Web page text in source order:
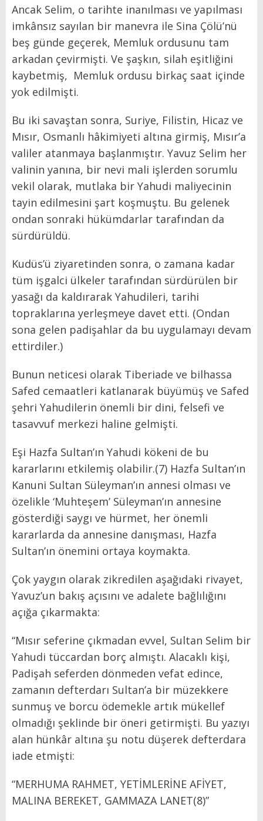
Ancak Selim, o tarihte inanılması ve yapılması
imkânsız sayılan bir manevra ile Sina Çölü’nü
beş günde geçerek, Memluk ordusunu tam
arkadan çevirmişti. Ve şaşkın, silah eşitliğini
kaybetmiş, Memluk ordusu birkaç saat içinde
yok edilmişti.
Bu iki savaştan sonra, Suriye, Filistin, Hicaz ve
Mısır, Osmanlı hâkimiyeti altına girmiş, Mısır’a
valiler atanmaya başlanmıştır. Yavuz Selim her
valinin yanına, bir nevi mali işlerden sorumlu
vekil olarak, mutlaka bir Yahudi maliyecinin
tayin edilmesini şart koşmuştu. Bu gelenek
ondan sonraki hükümdarlar tarafından da
sürdürüldü.
Kudüs’ü ziyaretinden sonra, o zamana kadar
tüm işgalci ülkeler tarafından sürdürülen bir
yasağı da kaldırarak Yahudileri, tarihi
topraklarına yerleşmeye davet etti. (Ondan
sona gelen padişahlar da bu uygulamayı devam
ettirdiler.)
Bunun neticesi olarak Tiberiade ve bilhassa
Safed cemaatleri katlanarak büyümüş ve Safed
şehri Yahudilerin önemli bir dini, felsefi ve
tasavvuf merkezi haline gelmişti.
Eşi Hazfa Sultan’ın Yahudi kökeni de bu
kararlarını etkilemiş olabilir.(7) Hazfa Sultan’ın
Kanuni Sultan Süleyman’ın annesi olması ve
özelikle ‘Muhteşem’ Süleyman’ın annesine
gösterdiği saygı ve hürmet, her önemli
kararlarda da annesine danışması, Hazfa
Sultan’ın önemini ortaya koymakta.
Çok yaygın olarak zikredilen aşağıdaki rivayet,
Yavuz’un bakış açısını ve adalete bağlılığını
açığa çıkarmakta:
“Mısır seferine çıkmadan evvel, Sultan Selim bir
Yahudi tüccardan borç almıştı. Alacaklı kişi,
Padişah seferden dönmeden vefat edince,
zamanın defterdarı Sultan’a bir müzekkere
sunmuş ve borcu ödemekle artık mükellef
olmadığı şeklinde bir öneri getirmişti. Bu yazıyı
alan hünkâr altına şu notu düşerek defterdara
iade etmişti:
“MERHUMA RAHMET, YETİMLERİNE AFİYET,
MALINA BEREKET, GAMMAZA LANET(8)”